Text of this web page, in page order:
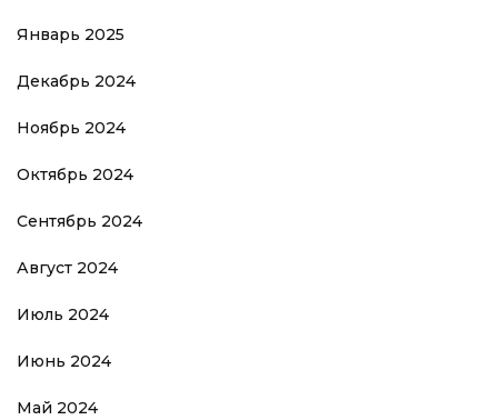
Январь 2025
Декабрь 2024
Ноябрь 2024
Октябрь 2024
Сентябрь 2024
Август 2024
Июль 2024
Июнь 2024
Май 2024